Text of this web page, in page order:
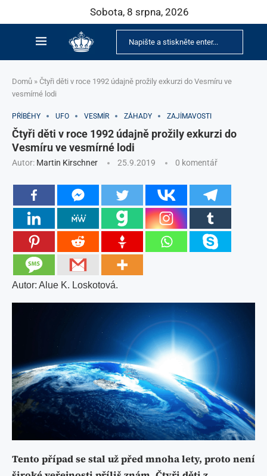
Sobota, 8 srpna, 2026
Domů » Čtyři děti v roce 1992 údajně prožily exkurzi do Vesmíru ve
vesmírné lodi
PŘÍBĚHY UFO VESMÍR ZÁHADY ZAJÍMAVOSTI
Čtyři děti v roce 1992 údajně prožily exkurzi do
Vesmíru ve vesmírné lodi
Autor: Martin Kirschner 25.9.2019 0 komentář
Autor: Alue K. Loskotová.
Tento případ se stal už před mnoha lety, proto není